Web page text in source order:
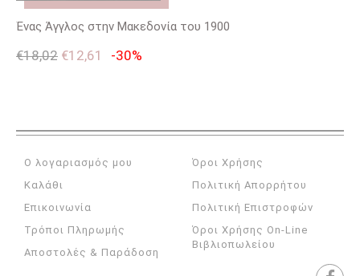
Ένας Άγγλος στην Μακεδονία του 1900
€18,02 €12,61 -30%
Ο λογαριασμός μου
Καλάθι
Επικοινωνία
Τρόποι Πληρωμής
Αποστολές & Παράδοση
Όροι Χρήσης
Πολιτική Απορρήτου
Πολιτική Επιστροφών
Όροι Χρήσης On-Line
Βιβλιοπωλείου